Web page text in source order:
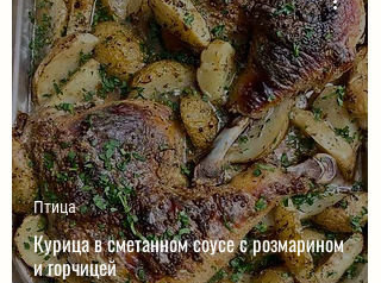
Курица в сметанном соусе с розмарином
и горчицей
Птица